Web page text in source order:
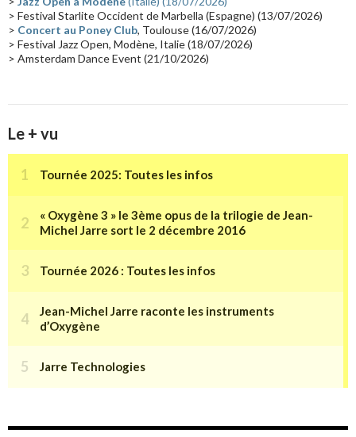
Tournée 2025(14) 2024(14) Chine(13)
> Festival Starlite Occident de Marbella (Espagne) (13/07/2026)
> Concert au Poney Club, Toulouse (16/07/2026)
> Festival Jazz Open, Modène, Italie (18/07/2026)
> Amsterdam Dance Event (21/10/2026)
Le + vu